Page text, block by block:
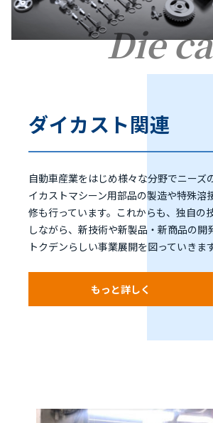
Die
ダイカスト関連
自動車産業をはじめ様々な分野でニーズ
イカストマシーン用部品の製造や特殊溶
修も行っています。これからも、独自の
しながら、新技術や新製品・新商品の開
トクデンらしい事業展開を図っていきます
もっと詳しく